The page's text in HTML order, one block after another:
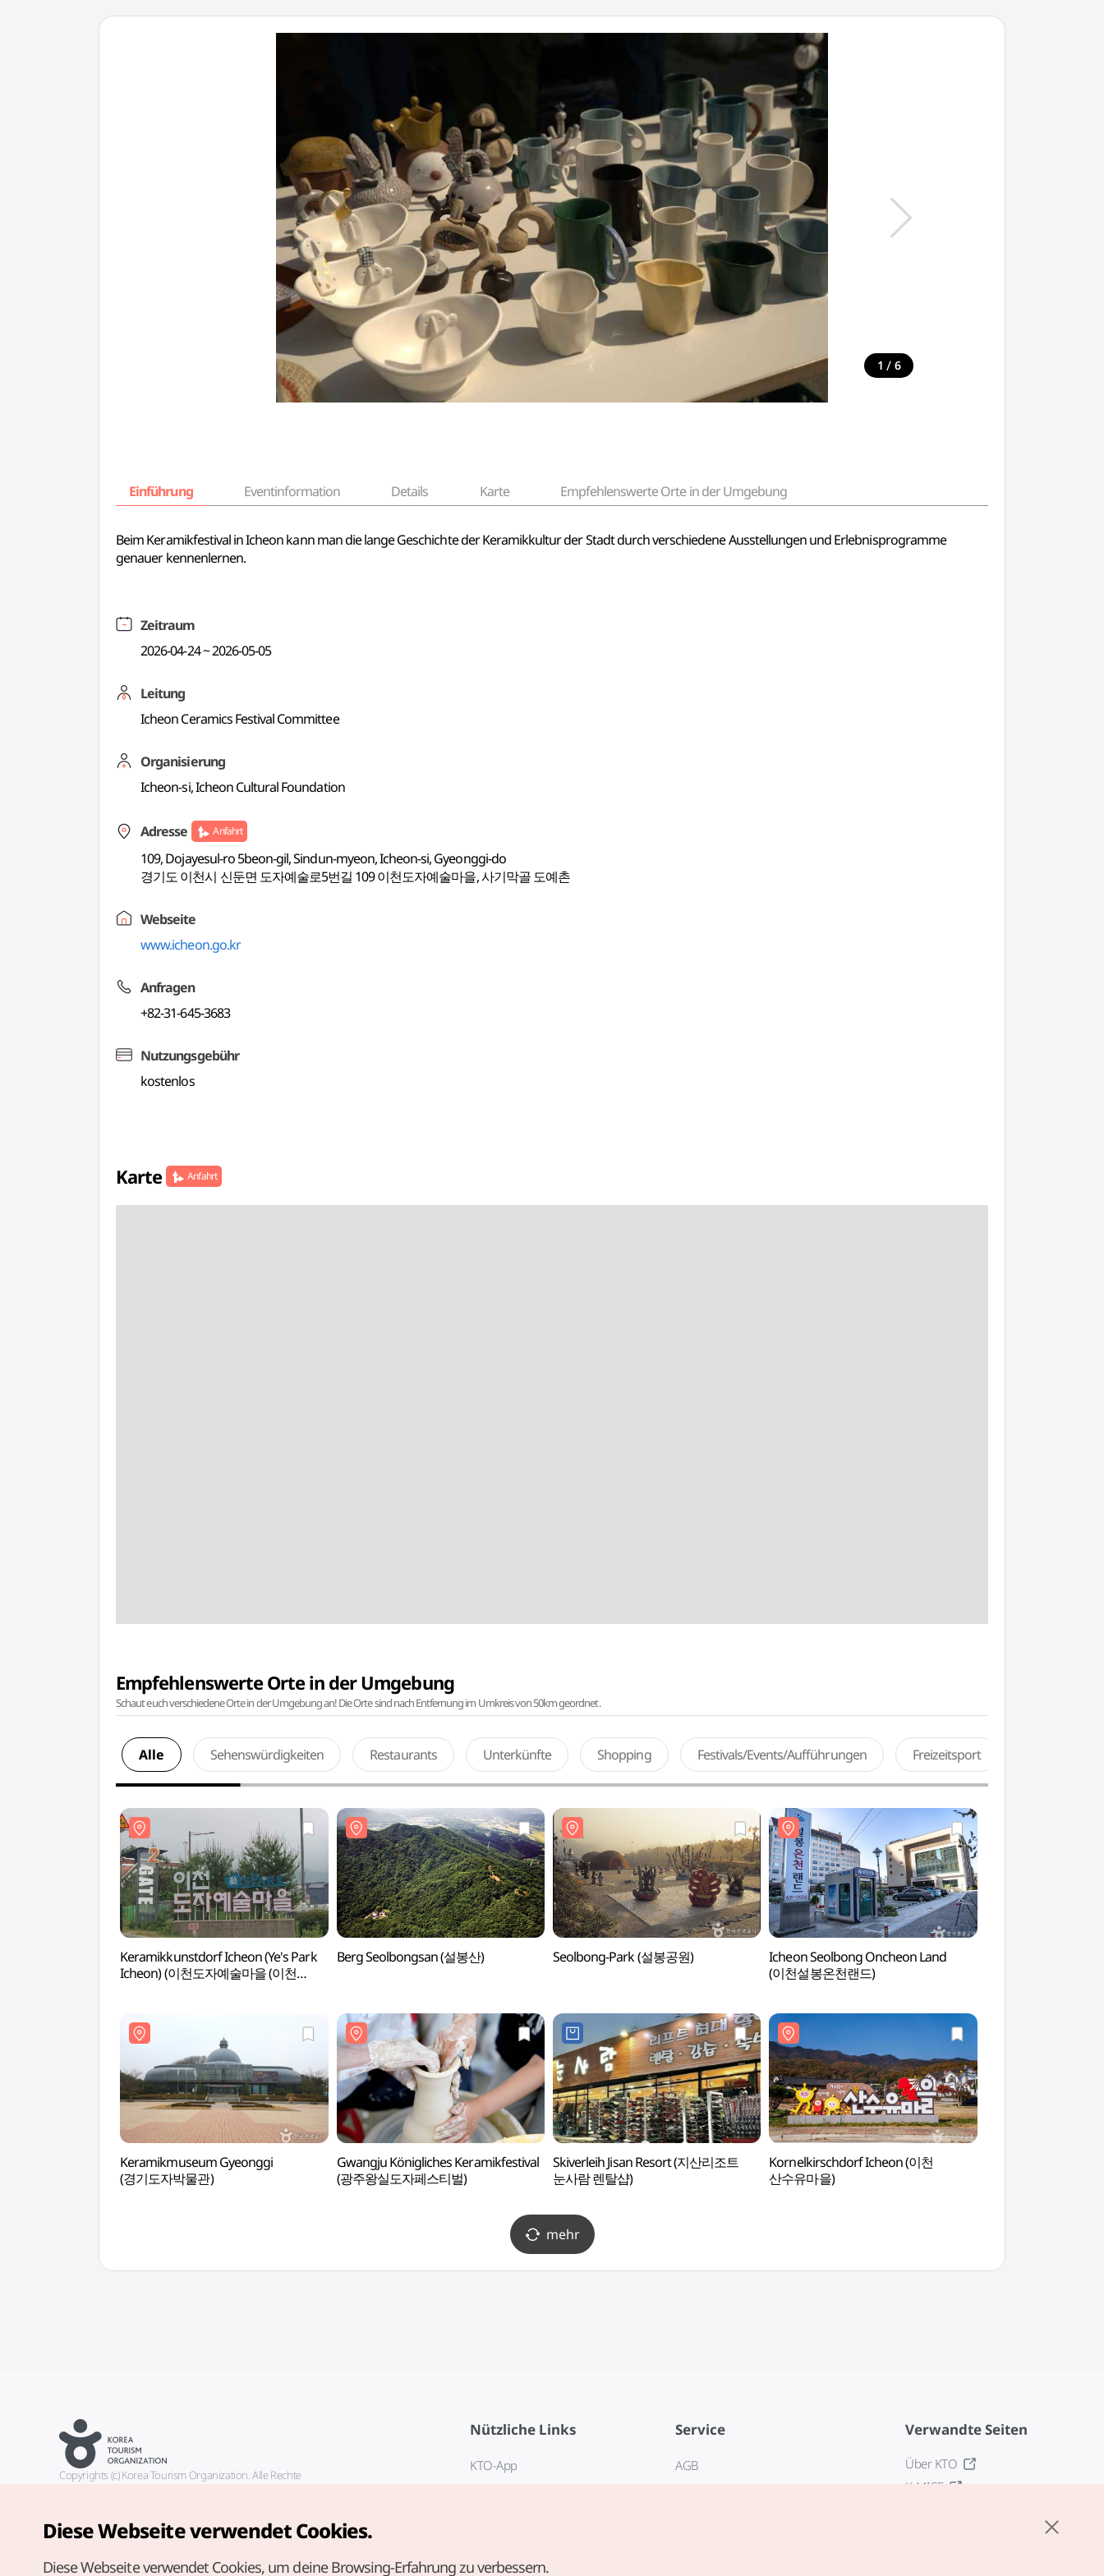
1 / 6
Einführung Eventinformation Details Karte Empfehlenswerte Orte in der Umgebung
Beim Keramikfestival in Icheon kann man die lange Geschichte der Keramikkultur der Stadt durch verschiedene Ausstellungen und Erlebnisprogramme
genauer kennenlernen.
Zeitraum
2026-04-24 ~ 2026-05-05
Leitung
Icheon Ceramics Festival Committee
Organisierung
Icheon-si, Icheon Cultural Foundation
Adresse Anfahrt
109, Dojayesul-ro 5beon-gil, Sindun-myeon, Icheon-si, Gyeonggi-do
경기도 이천시 신둔면 도자예술로5번길 109 이천도자예술마을, 사기막골 도예촌
Webseite
www.icheon.go.kr
Anfragen
+82-31-645-3683
Nutzungsgebühr
kostenlos
Karte Anfahrt
Empfehlenswerte Orte in der Umgebung
Schaut euch verschiedene Orte in der Umgebung an! Die Orte sind nach Entfernung im Umkreis von 50km geordnet.
Alle Sehenswürdigkeiten Restaurants Unterkünfte Shopping Festivals/Events/Aufführungen Freizeitsport
Keramikkunstdorf Icheon (Ye's Park
Icheon) (이천도자예술마을 (이천
Berg Seolbongsan (설봉산) Seolbong-Park (설봉공원)
Icheon Seolbong Oncheon Land
(이천설봉온천랜드)
Keramikmuseum Gyeonggi
(경기도자박물관)
Gwangju Königliches Keramikfestival
(광주왕실도자페스티벌)
Skiverleih Jisan Resort (지산리조트
눈사람 렌탈샵)
Kornelkirschdorf Icheon (이천
산수유마을)
mehr
Nützliche Links
KTO-App
Service
AGB
Verwandte Seiten
Über KTO
K-MICE
Copyrights (c) Korea Tourism Organization. Alle Rechte
german@knto.or.kr
Diese Webseite verwendet Cookies.
Diese Webseite verwendet Cookies, um deine Browsing-Erfahrung zu verbessern.